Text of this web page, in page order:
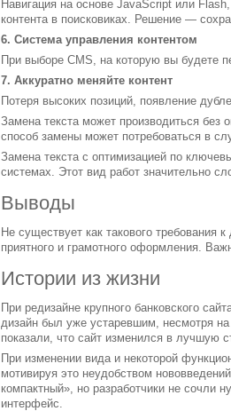
Навигация на основе JavaScript или
контента в поисковиках. Решение —
6. Система управления контентом
При выборе CMS, на которую вы будете
7. Аккуратно меняйте контент
Потеря высоких позиций, появление
Замена текста может производиться
способ замены может потребоваться в
Замена текста с оптимизацией по
системах. Этот вид работ значительно
Выводы
Не существует как такового требования
приятного и грамотного оформления.
Истории из жизни
При редизайне крупного банковского
дизайн был уже устаревшим, несмотря на
показали, что сайт изменился в лучшую
При изменении вида и некоторой
мотивируя это неудобством
компактный», но разработчики не сочли
интерфейс.